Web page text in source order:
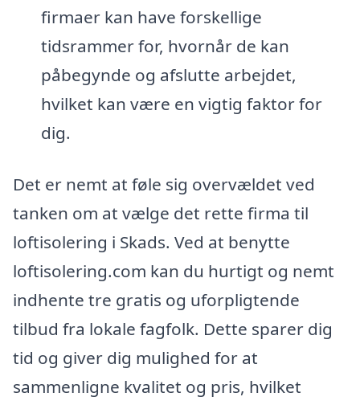
firmaer kan have forskellige
tidsrammer for, hvornår de kan
påbegynde og afslutte arbejdet,
hvilket kan være en vigtig faktor for
dig.
Det er nemt at føle sig overvældet ved
tanken om at vælge det rette firma til
loftisolering i Skads. Ved at benytte
loftisolering.com kan du hurtigt og nemt
indhente tre gratis og uforpligtende
tilbud fra lokale fagfolk. Dette sparer dig
tid og giver dig mulighed for at
sammenligne kvalitet og pris, hvilket